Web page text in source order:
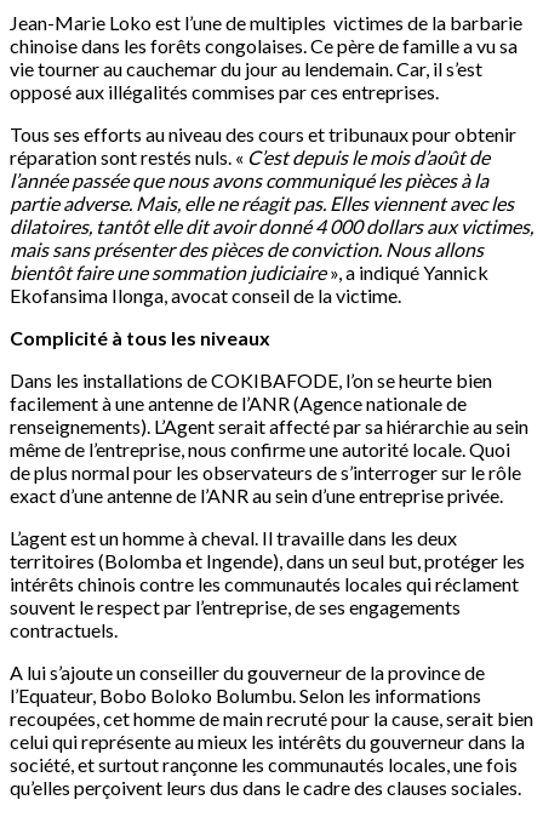
Jean-Marie Loko est l’une de multiples victimes de la barbarie
chinoise dans les forêts congolaises. Ce père de famille a vu sa
vie tourner au cauchemar du jour au lendemain. Car, il s’est
opposé aux illégalités commises par ces entreprises.
Tous ses efforts au niveau des cours et tribunaux pour obtenir
réparation sont restés nuls. « C’est depuis le mois d’août de
l’année passée que nous avons communiqué les pièces à la
partie adverse. Mais, elle ne réagit pas. Elles viennent avec les
dilatoires, tantôt elle dit avoir donné 4 000 dollars aux victimes,
mais sans présenter des pièces de conviction. Nous allons
bientôt faire une sommation judiciaire», a indiqué Yannick
Ekofansima Ilonga, avocat conseil de la victime.
Complicité à tous les niveaux
Dans les installations de COKIBAFODE, l’on se heurte bien
facilement à une antenne de l’ANR (Agence nationale de
renseignements). L’Agent serait affecté par sa hiérarchie au sein
même de l’entreprise, nous confirme une autorité locale. Quoi
de plus normal pour les observateurs de s’interroger sur le rôle
exact d’une antenne de l’ANR au sein d’une entreprise privée.
L’agent est un homme à cheval. Il travaille dans les deux
territoires (Bolomba et Ingende), dans un seul but, protéger les
intérêts chinois contre les communautés locales qui réclament
souvent le respect par l’entreprise, de ses engagements
contractuels.
A lui s’ajoute un conseiller du gouverneur de la province de
l’Equateur, Bobo Boloko Bolumbu. Selon les informations
recoupées, cet homme de main recruté pour la cause, serait bien
celui qui représente au mieux les intérêts du gouverneur dans la
société, et surtout rançonne les communautés locales, une fois
qu’elles perçoivent leurs dus dans le cadre des clauses sociales.